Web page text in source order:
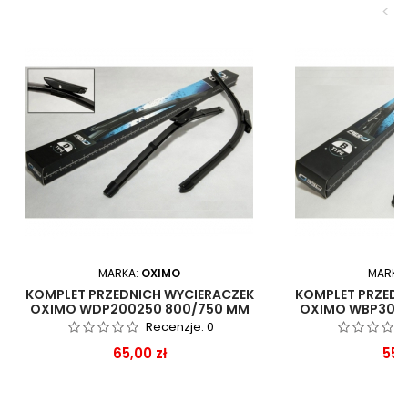
<
MARKA: OXIMO
KOMPLET PRZEDNICH WYCIERACZEK
OXIMO WDP200250 800/750 MM
CITROEN C4 PICASSO
Recenzje: 0
Cena
65,00 zł
KOMPLET
OXIMO
CITROEN